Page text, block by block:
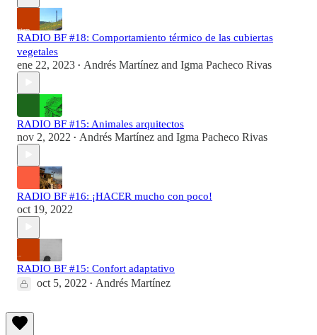
RADIO BF #18: Comportamiento térmico de las cubiertas
vegetales
ene 22, 2023 • Andrés Martínez and Igma Pacheco Rivas
RADIO BF #15: Animales arquitectos
nov 2, 2022 • Andrés Martínez and Igma Pacheco Rivas
RADIO BF #16: ¡HACER mucho con poco!
oct 19, 2022
RADIO BF #15: Confort adaptativo
oct 5, 2022 • Andrés Martínez